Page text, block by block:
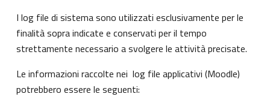
I log file di sistema sono utilizzati esclusivamente per le
finalità sopra indicate e conservati per il tempo
strettamente necessario a svolgere le attività precisate.
Le informazioni raccolte nei log file applicativi (Moodle)
potrebbero essere le seguenti: